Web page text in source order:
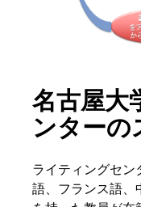
名古屋大
ンターの
ライティングセン
語、フランス語、